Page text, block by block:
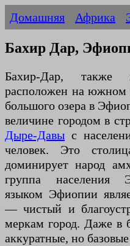
Домашняя Африка
Бахир Дар,
Бахир-Дар, также
расположен на южном
большого озера в
величине городом в
Дыре-Давы с
человек. Это
доминирует народ
группа населения
языком Эфиопии
— чистый и
меркам город. Даже в
аккуратные, но